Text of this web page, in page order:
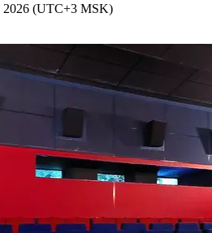
2026 (UTC+3 MSK)